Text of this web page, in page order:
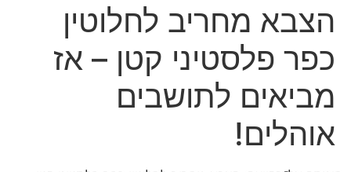
הצבא מחריב לחלוטין
כפר פלסטיני קטן – אז
מביאים לתושבים
אוהלים!